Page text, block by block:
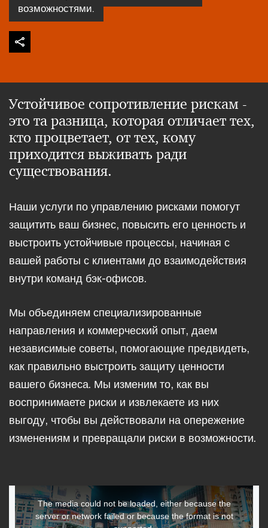
возможностями.
Устойчивое сопротивление рискам -
это та разница, которая отличает тех,
кто процветает, от тех, кому
приходится выживать ради
существования.
Наши услуги по управлению рисками помогут
защитить ваш бизнес, повысить его ценность и
выстроить устойчивые процессы, начиная с
вашей работы с клиентами до взаимодействия
внутри команд бэк-офисов.
Мы объединяем специализированные
направления и коммерческий опыт, даем
независимые советы, помогающие предвидеть,
как правильно выстроить защиту ценности
вашего бизнеса. Мы изменим то, как вы
воспринимаете риски и извлекаете из них
выгоду, чтобы вы действовали на опережение
изменениям и превращали риски в возможности.
This
is
a
The media could not be loaded, either because the
server or network failed or because the format is not